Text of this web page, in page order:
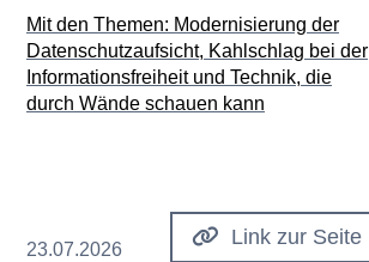
Mit den Themen: Modernisierung der
Datenschutzaufsicht, Kahlschlag bei der
Informationsfreiheit und Technik, die
durch Wände schauen kann
23.07.2026
Link zur Seite